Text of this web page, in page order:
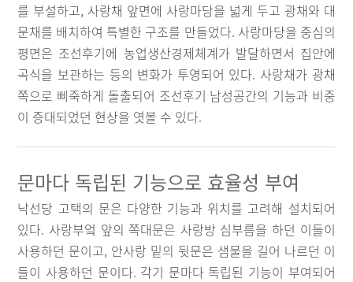
를 부설하고, 사랑채 앞면에 사랑마당을 넓게 두고 광채와 대
문채를 배치하여 특별한 구조를 만들었다. 사랑마당을 중심의
평면은 조선후기에 농업생산경제체계가 발달하면서 집안에
곡식을 보관하는 등의 변화가 투영되어 있다. 사랑채가 광채
쪽으로 삐죽하게 돌출되어 조선후기 남성공간의 기능과 비중
이 증대되었던 현상을 엿볼 수 있다.
문마다 독립된 기능으로 효율성 부여
낙선당 고택의 문은 다양한 기능과 위치를 고려해 설치되어
있다. 사랑부엌 앞의 쪽대문은 사랑방 심부름을 하던 이들이
사용하던 문이고, 안사랑 밑의 뒷문은 샘물을 길어 나르던 이
들이 사용하던 문이다. 각기 문마다 독립된 기능이 부여되어